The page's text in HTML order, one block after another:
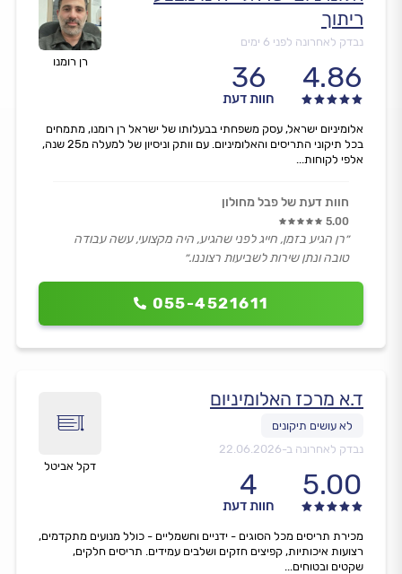
רן רומנו
ריתוך
נבדק לאחרונה לפני 6 ימים
4.86
36
חוות דעת
055-4521611
אלומיניום ישראל, עסק משפחתי בבעלותו של ישראל רן רומנו, מתמחים
בכל תיקוני התריסים והאלומיניום. עם וותק וניסיון של למעלה מ25 שנה,
אלפי לקוחות...
חוות דעת של פבל מחולון
5.00
״רן הגיע בזמן, חייג לפני שהגיע, היה מקצועי, עשה עבודה
טובה ונתן שירות לשביעות רצוננו.״
דקל אביטל
ד.א מרכז האלומיניום
נבדק לאחרונה ב-22.06.2026
5.00
4
חוות דעת
מכירת תריסים מכל הסוגים - ידניים וחשמליים - כולל מנועים מתקדמים,
רצועות איכותיות, קפיצים חזקים ושלבים עמידים. תריסים חלקים,
שקטים ובטוחים...